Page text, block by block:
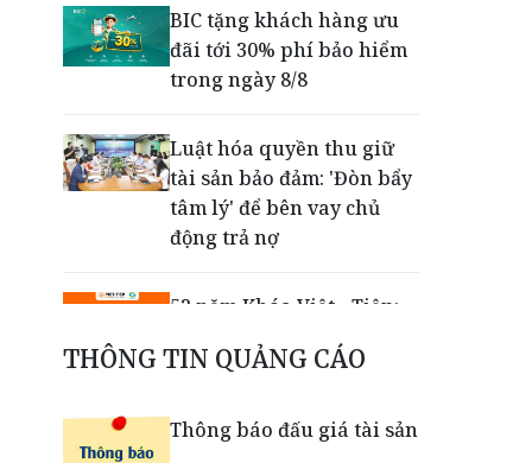
BIC tặng khách hàng ưu
đãi tới 30% phí bảo hiểm
trong ngày 8/8
Luật hóa quyền thu giữ
tài sản bảo đảm: 'Đòn bẩy
tâm lý' để bên vay chủ
động trả nợ
52 năm Khóa Việt - Tiệp:
Việt bằng chất lượng, đổi
THÔNG TIN QUẢNG CÁO
Thông báo đấu giá tài sản